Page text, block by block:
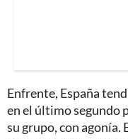
Enfrente, España
en el último segundo
su grupo, con agonía.